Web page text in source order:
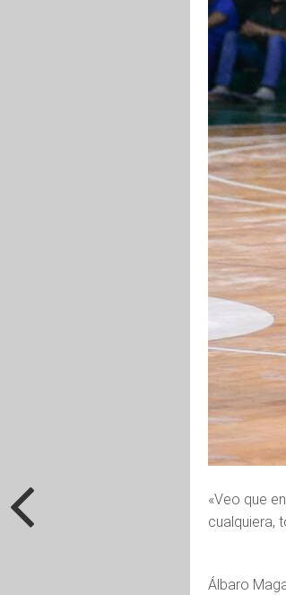
«Veo que
cualquiera,
Álbaro